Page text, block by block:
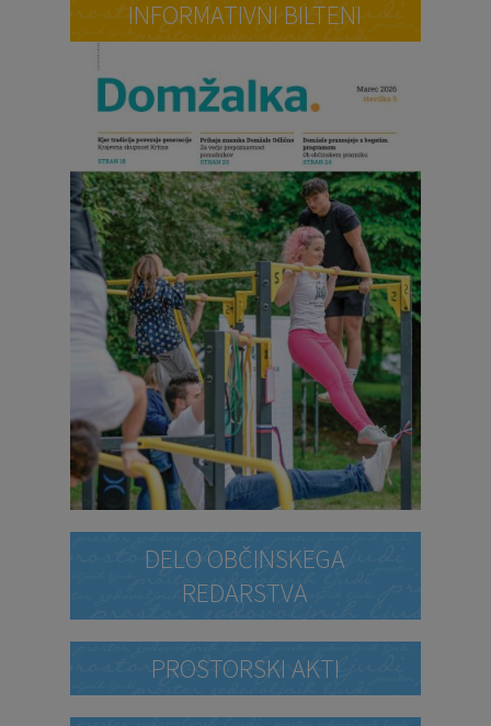
INFORMATIVNI BILTENI
DELO OBČINSKEGA
REDARSTVA
PROSTORSKI AKTI